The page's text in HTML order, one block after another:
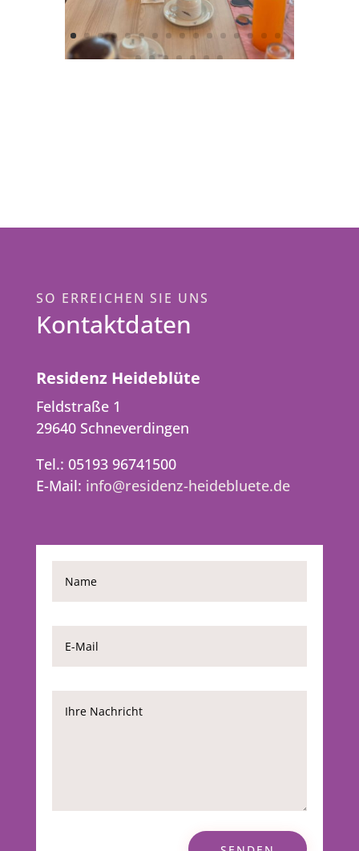
SO ERREICHEN SIE UNS
Kontaktdaten
Residenz Heideblüte
Feldstraße 1
29640 Schneverdingen
Tel.: 05193 96741500
E-Mail: info@residenz-heidebluete.de